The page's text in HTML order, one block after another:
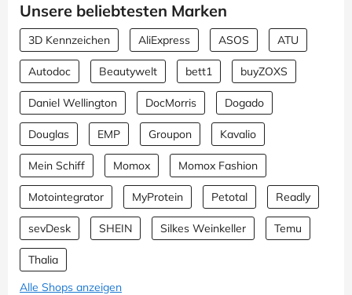
Unsere beliebtesten Marken
3D Kennzeichen AliExpress ASOS ATU
Autodoc Beautywelt bett1 buyZOXS
Daniel Wellington DocMorris Dogado
Douglas EMP Groupon Kavalio
Mein Schiff Momox Momox Fashion
Motointegrator MyProtein Petotal Readly
sevDesk SHEIN Silkes Weinkeller Temu
Thalia
Alle Shops anzeigen